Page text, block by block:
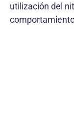
utilización del